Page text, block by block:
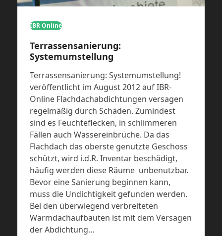
IBR Online
Terrassensanierung:
Systemumstellung
Terrassensanierung: Systemumstellung!
veröffentlicht im August 2012 auf IBR-
Online Flachdachabdichtungen versagen
regelmäßig durch Schäden. Zumindest
sind es Feuchteflecken, in schlimmeren
Fällen auch Wassereinbrüche. Da das
Flachdach das oberste genutzte Geschoss
schützt, wird i.d.R. Inventar beschädigt,
häufig werden diese Räume unbenutzbar.
Bevor eine Sanierung beginnen kann,
muss die Undichtigkeit gefunden werden.
Bei den überwiegend verbreiteten
Warmdachaufbauten ist mit dem Versagen
der Abdichtung…